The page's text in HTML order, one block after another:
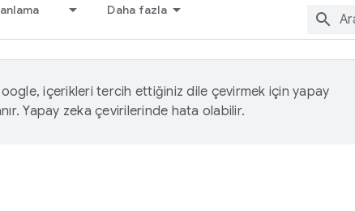
Daha fazla
içerikleri tercih ettiğiniz dile çevirmek için yapay
Yapay zeka çevirilerinde hata olabilir.